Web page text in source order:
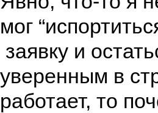
мог
заявку и
уверенным в
работает, то